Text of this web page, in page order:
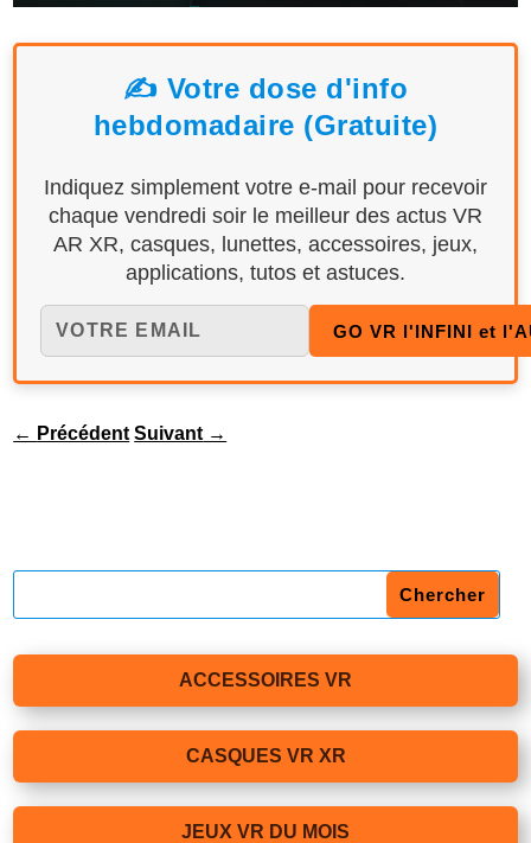
✍️ Votre dose d'info
hebdomadaire (Gratuite)
Indiquez simplement votre e-mail pour recevoir
chaque vendredi soir le meilleur des actus VR
AR XR, casques, lunettes, accessoires, jeux,
applications, tutos et astuces.
← Précédent Suivant →
ACCESSOIRES VR
CASQUES VR XR
JEUX VR DU MOIS